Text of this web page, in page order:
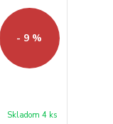
- 9 %
Skladom 4 ks